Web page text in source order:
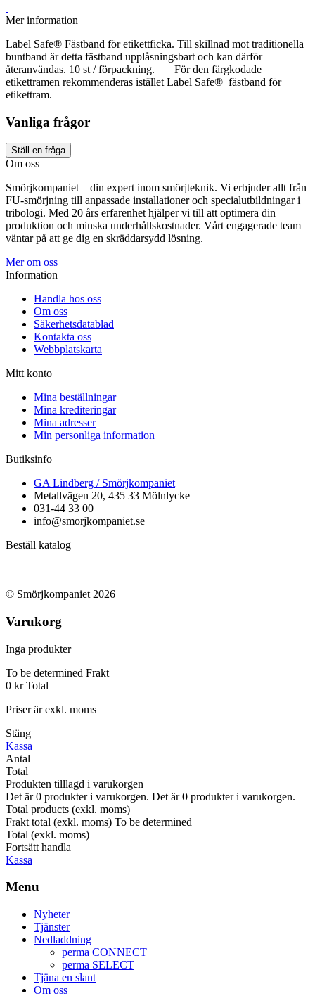
Mer information
Label Safe® Fästband för etikettficka. Till skillnad mot traditionella
buntband är detta fästband upplåsningsbart och kan därför
återanvändas. 10 st / förpackning. För den färgkodade
etikettramen rekommenderas istället Label Safe® fästband för
etikettram.
Vanliga frågor
Ställ en fråga
Om oss
Smörjkompaniet – din expert inom smörjteknik. Vi erbjuder allt från
FU-smörjning till anpassade installationer och specialutbildningar i
tribologi. Med 20 års erfarenhet hjälper vi till att optimera din
produktion och minska underhållskostnader. Vårt engagerade team
väntar på att ge dig en skräddarsydd lösning.
Mer om oss
Information
Handla hos oss
Om oss
Säkerhetsdatablad
Kontakta oss
Webbplatskarta
Mitt konto
Mina beställningar
Mina krediteringar
Mina adresser
Min personliga information
Butiksinfo
GA Lindberg / Smörjkompaniet
Metallvägen 20, 435 33 Mölnlycke
031-44 33 00
info@smorjkompaniet.se
Beställ katalog
© Smörjkompaniet 2026
Varukorg
Inga produkter
To be determined Frakt
0 kr Total
Priser är exkl. moms
Stäng
Kassa
Antal
Total
Produkten tilllagd i varukorgen
Det är0 produkter i varukorgen. Det är0 produkter i varukorgen.
Total products (exkl. moms)
Frakt total (exkl. moms) To be determined
Total (exkl. moms)
Fortsätt handla
Kassa
Menu
Nyheter
Tjänster
Nedladdning
perma CONNECT
perma SELECT
Tjäna en slant
Om oss